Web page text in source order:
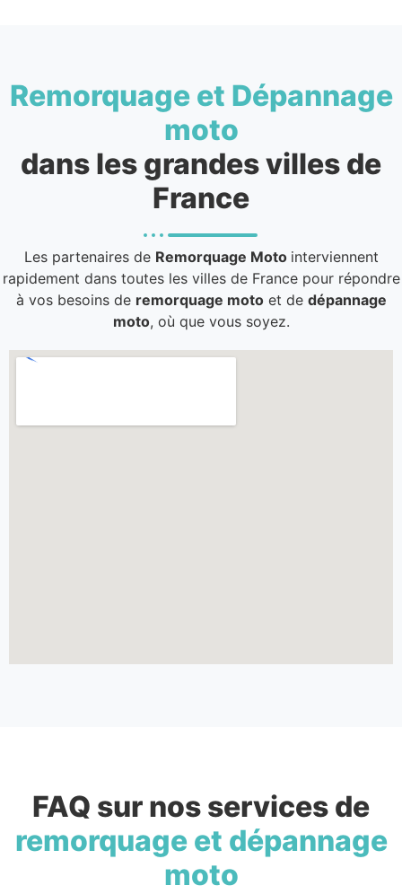
Remorquage et Dépannage
moto
dans les grandes villes de
France
Les partenaires de Remorquage Moto interviennent
rapidement dans toutes les villes de France pour répondre
à vos besoins de remorquage motoet de dépannage
moto, où que vous soyez.
FAQ sur nos services de
remorquage et dépannage
moto